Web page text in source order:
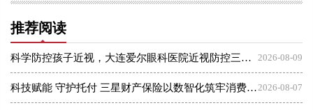
推荐阅读
2026-08-09
科学防控孩子近视，大连爱尔眼科医院近视防控三大倡议发布会
2026-08-07
科技赋能 守护托付 三星财产保险以数智化筑牢消费者权益保护屏障